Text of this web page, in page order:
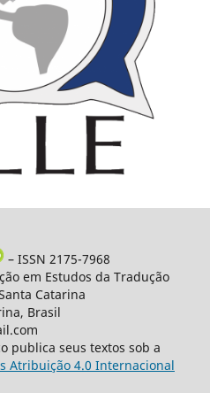
– ISSN 2175-7968
em Estudos da Tradução
Catarina
Brasil
publica seus textos sob a
Atribuição 4.0 Internacional